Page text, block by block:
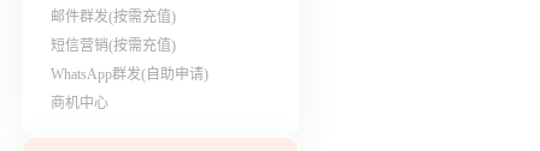
邮件群发(按需充值)
短信营销(按需充值)
WhatsApp群发(自助申请)
商机中心